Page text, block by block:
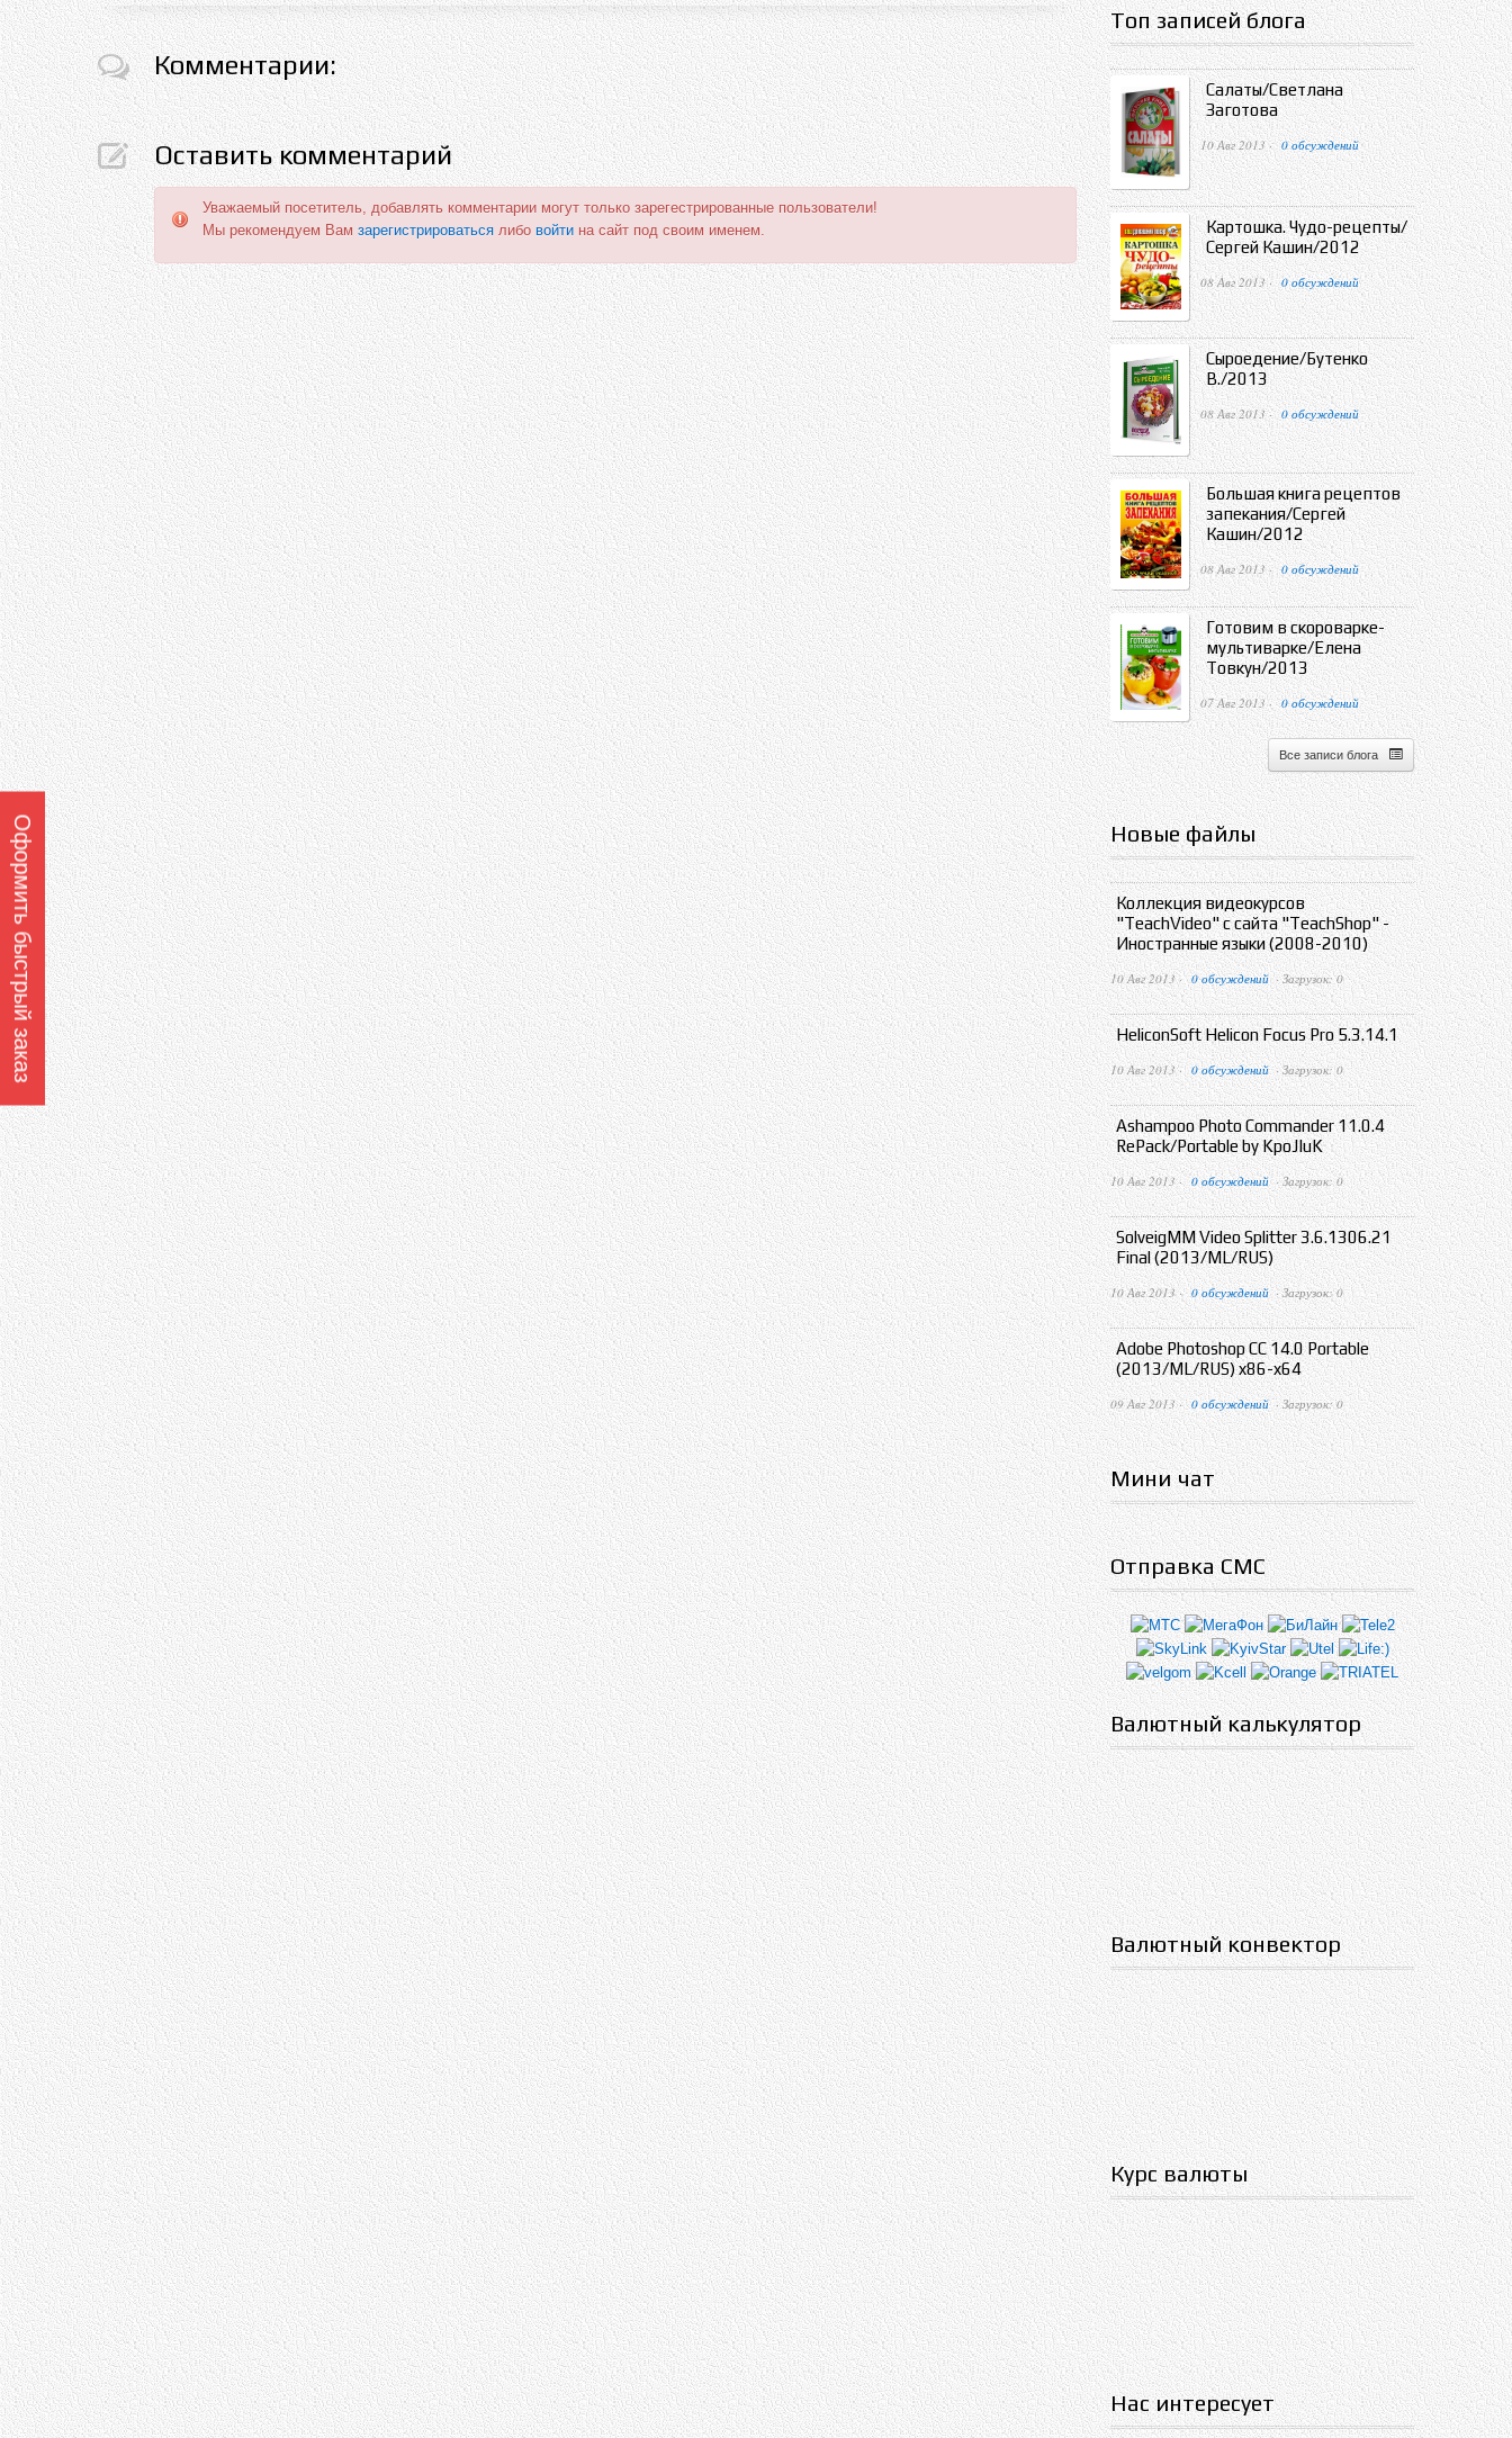
Комментарии:
Оставить комментарий
Уважаемый посетитель, добавлять комментарии могут только зарегестрированные пользователи!
Мы рекомендуем Вам зарегистрироваться либо войти на сайт под своим именем.
Топ записей блога
Салаты/Светлана
Заготова
10 Авг 2013 · 0 обсуждений
Картошка. Чудо-рецепты/
Сергей Кашин/2012
08 Авг 2013 · 0 обсуждений
Сыроедение/Бутенко
В./2013
08 Авг 2013 · 0 обсуждений
Большая книга рецептов
запекания/Сергей
Кашин/2012
08 Авг 2013 · 0 обсуждений
Готовим в скороварке-
мультиварке/Елена
Товкун/2013
07 Авг 2013 · 0 обсуждений
Все записи блога
Новые файлы
Коллекция видеокурсов
"TeachVideo" с сайта "TeachShop" -
Иностранные языки (2008-2010)
10 Авг 2013 · 0 обсуждений · Загрузок: 0
HeliconSoft Helicon Focus Pro 5.3.14.1
10 Авг 2013 · 0 обсуждений · Загрузок: 0
Ashampoo Photo Commander 11.0.4
RePack/Portable by KpoJIuK
10 Авг 2013 · 0 обсуждений · Загрузок: 0
SolveigMM Video Splitter 3.6.1306.21
Final (2013/ML/RUS)
10 Авг 2013 · 0 обсуждений · Загрузок: 0
Adobe Photoshop CC 14.0 Portable
(2013/ML/RUS) x86-x64
09 Авг 2013 · 0 обсуждений · Загрузок: 0
Мини чат
Отправка СМС
Валютный калькулятор
Валютный конвектор
Курс валюты
Нас интересует
Оформить быстрый заказ